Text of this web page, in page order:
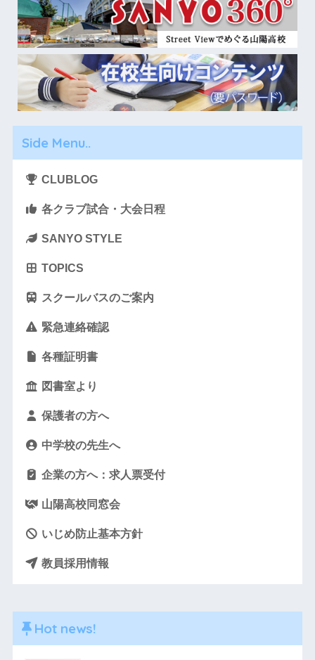
Side Menu..
CLUBLOG
各クラブ試合・大会日程
SANYO STYLE
TOPICS
スクールバスのご案内
緊急連絡確認
各種証明書
図書室より
保護者の方へ
中学校の先生へ
企業の方へ：求人票受付
山陽高校同窓会
いじめ防止基本方針
教員採用情報
Hot news!